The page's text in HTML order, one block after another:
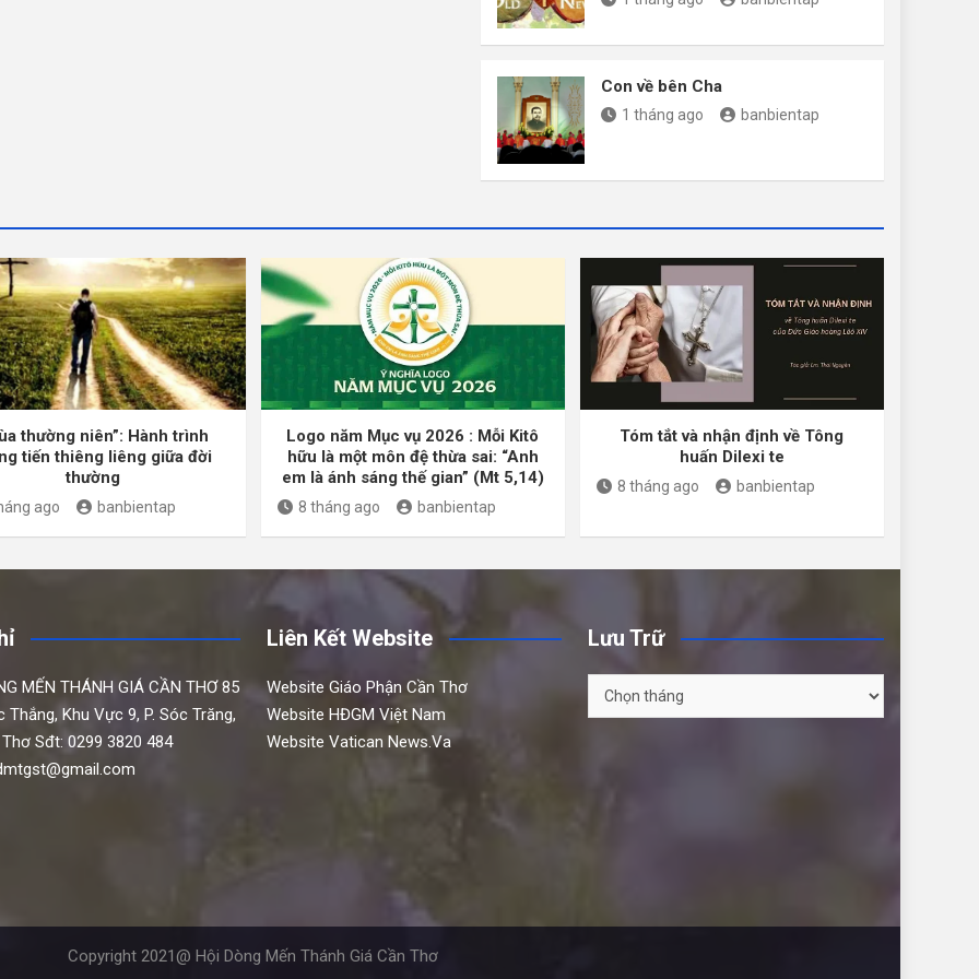
Con về bên Cha
1 tháng ago banbientap
thường niên”: Hành trình
tiến thiêng liêng giữa đời
thường
ago banbientap
Logo năm Mục vụ 2026 : Mỗi Kitô
hữu là một môn đệ thừa sai: “Anh
em là ánh sáng thế gian” (Mt 5,14)
8 tháng ago banbientap
Tóm tắt và nhận định về Tông
huấn Dilexi te
8 tháng ago banbientap
MẾN THÁNH GIÁ CẦN THƠ 85
Thắng, Khu Vực 9, P. Sóc Trăng,
Thơ Sđt: 0299 3820 484
Liên Kết Website
Website Giáo Phận Cần Thơ
Website HĐGM Việt Nam
Website Vatican News.Va
Lưu Trữ
Lưu
Trữ
Copyright 2021@ Hội Dòng Mến Thánh Giá Cần Thơ